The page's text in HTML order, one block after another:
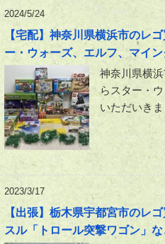
2024/5/24
【宅配】神奈川県横浜市のレ
ー・ウォーズ、エルフ、マイン
神奈川県横
らスター・
いただいき
2023/3/17
【出張】栃木県宇都宮市のレ
スル「トロール突撃ワゴン」